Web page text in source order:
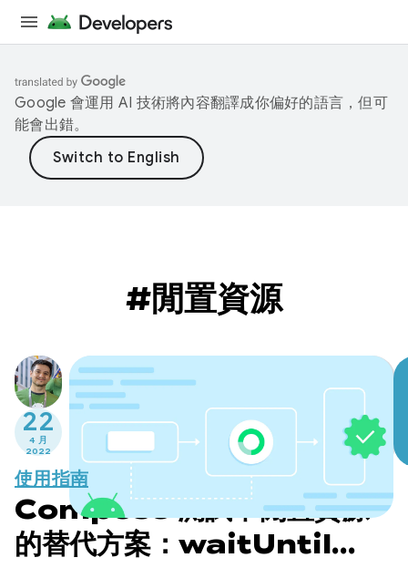
Google 會運用 AI 技術將內容翻譯成你偏好的語言，但可
能會出錯。
#閒置資源
22
4 月
2022
使用指南
Compose 測試中閒置資源
的替代方案：waitUntil